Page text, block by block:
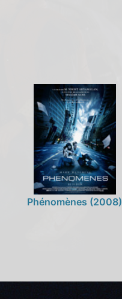
Phénomènes (2008)